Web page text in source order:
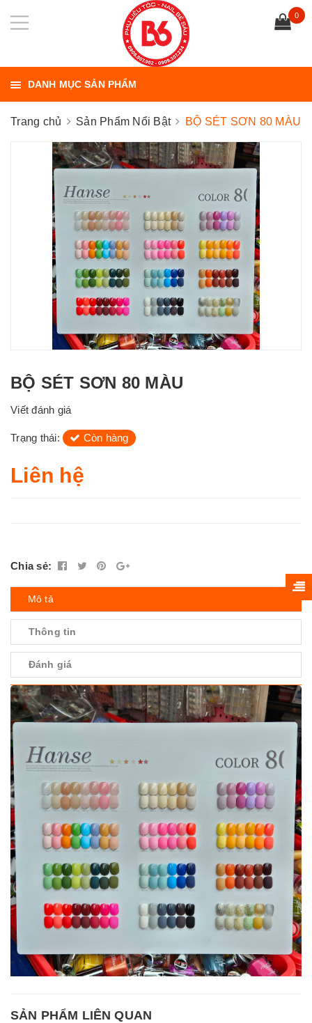
0
DANH MỤC SẢN PHẨM
Trang chủ Sản Phẩm Nổi Bật BỘ SÉT SƠN 80 MÀU
BỘ SÉT SƠN 80 MÀU
Viết đánh giá
Trạng thái: Còn hàng
Liên hệ
Chia sẻ:
Mô tả
Thông tin
Đánh giá
SẢN PHẨM LIÊN QUAN